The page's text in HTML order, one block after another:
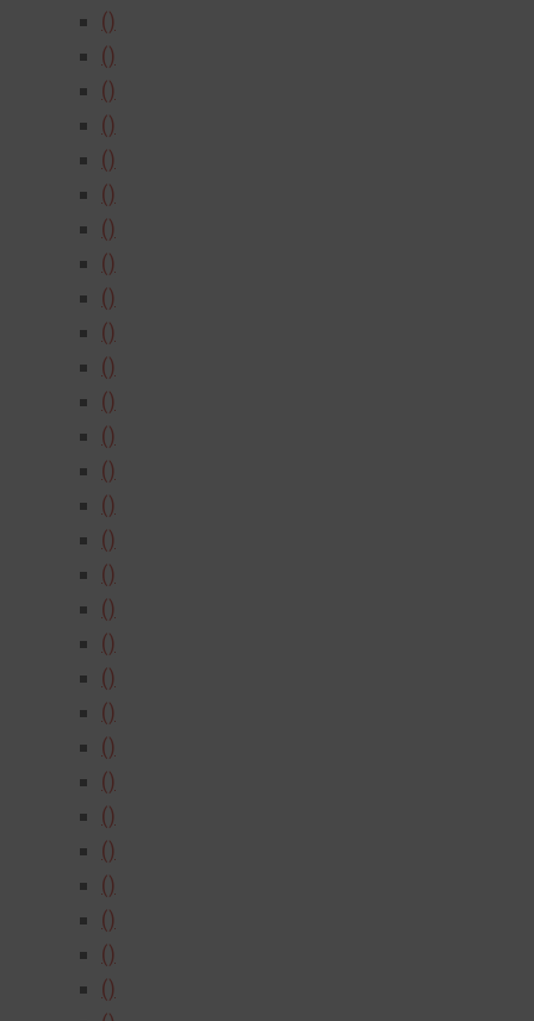
()
()
()
()
()
()
()
()
()
()
()
()
()
()
()
()
()
()
()
()
()
()
()
()
()
()
()
()
()